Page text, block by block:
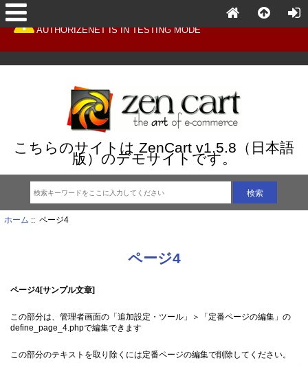
AUTHORIZENET IS IN TESTING MODE
こちらのサイトは ZenCart v1.5.8（日本語
版）のデモサイトです。
ホーム :: ページ4
ページ4
ページ4[サンプル文章]
この部分は、管理者画面の「追加設定・ツール」＞「定番ページの編集」の
define_page_4.phpで編集できます
この部分のテキストを取り除くには定番ページの編集で削除してください。